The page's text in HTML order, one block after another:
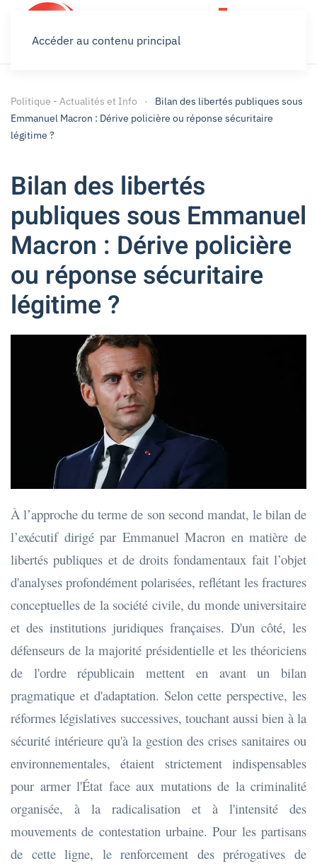
Accéder au contenu principal
Politique - Actualités et Info
Bilan des libertés publiques sous
Emmanuel Macron : Dérive policière ou réponse sécuritaire
légitime ?
Bilan des libertés
publiques sous Emmanuel
Macron : Dérive policière
ou réponse sécuritaire
légitime ?
À l’approche du terme de son second mandat, le bilan de
l’exécutif dirigé par Emmanuel Macron en matière de
libertés publiques et de droits fondamentaux fait l’objet
d'analyses profondément polarisées, reflétant les fractures
conceptuelles de la société civile, du monde universitaire
et des institutions juridiques françaises. D'un côté, les
défenseurs de la majorité présidentielle et les théoriciens
de l'ordre républicain mettent en avant un bilan
pragmatique et d'adaptation. Selon cette perspective, les
réformes législatives successives, touchant aussi bien à la
sécurité intérieure qu'à la gestion des crises sanitaires ou
environnementales, étaient strictement indispensables
pour armer l'État face aux mutations de la criminalité
organisée, à la radicalisation et à l'intensité des
mouvements de contestation urbaine. Pour les partisans
de cette ligne, le renforcement des prérogatives de